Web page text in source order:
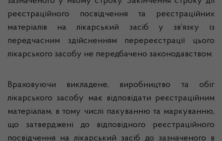
реєстраційного посвідчення та реєстраційних
матеріалів на лікарський засіб у зв’язку із
передчасним здійсненням перереєстрації цього
лікарського засобу не передбачено законодавством.
Враховуючи викладене, виробництво та обіг
лікарського засобу має відповідати реєстраційним
матеріалам, в тому числі пакуванню та маркуванню,
що затверджені до відповідного реєстраційного
посвідчення на лікарський засіб до зазначеного в